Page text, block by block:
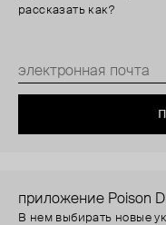
рассказать как?
приложение Poison
В нем выбирать новые